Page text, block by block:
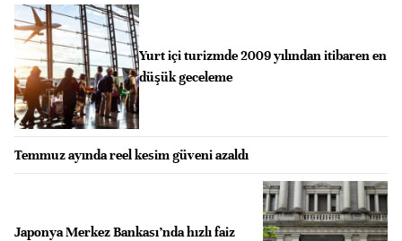
Yurt içi turizmde 2009 yılından itibaren en
düşük geceleme
Temmuz ayında reel kesim güveni azaldı
Japonya Merkez Bankası’nda hızlı faiz